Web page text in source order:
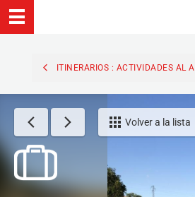
ITINERARIOS : ACTIVIDADES AL
Volver a la lista